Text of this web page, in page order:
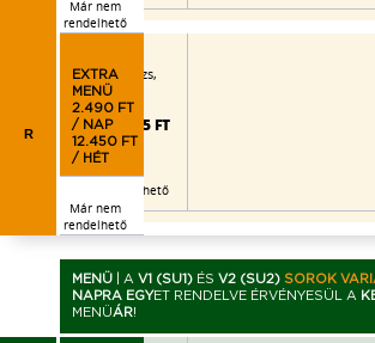
Már nem
rendelhető
R
EXTRA
MENÜ
2.490 FT
/ NAP
12.450 FT
/ HÉT
Már nem
rendelhető
kukoricás jázmin rizs,
2.995 FT
Már nem rendelhető
MENÜ A V1 (SU1) ÉS V2 (SU2) SOROK
NAPRA EGYET RENDELVE ÉRVÉNYESÜL A
MENÜÁR!